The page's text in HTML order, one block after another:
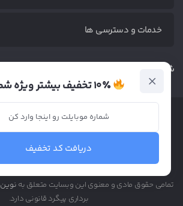
۱۰٪ تخفیف بیشتر ویژه شما!
دریافت کد تخفیف
آموزش رایگان
متخصص‌ها
خدمات
وبلاگ
خدمات و دسترسی ها
دوره بازاریابی محتوا (پکیج کامل)
دوره اینستاگرام
دوره تبلیغات در گوگل
دوره ادمینی اینستاگرام
شبکه‌های اجتماعی نوین
تمامی حقوق مادی و معنوی این وبسایت متعلق به نوین
برداری پیگرد قانونی دارد.